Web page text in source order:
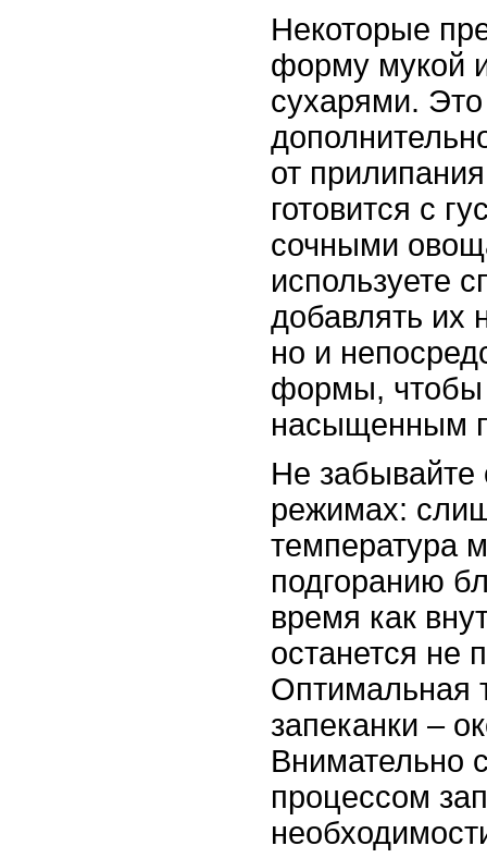
Некоторые
форму мукой
сухарями.
от
готовится с
сочными
используете
добавлять их
но и
формы,
насыщенным
Не забывайте
режимах:
температура
подгоранию
время как
останется не
Оптимальная
запеканки –
Внимательно
процессом